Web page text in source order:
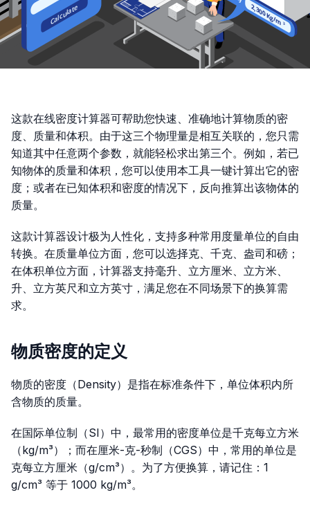
这款在线密度计算器可帮助您快速、准确地计算物质的密
度、质量和体积。由于这三个物理量是相互关联的，您只需
知道其中任意两个参数，就能轻松求出第三个。例如，若已
知物体的质量和体积，您可以使用本工具一键计算出它的密
度；或者在已知体积和密度的情况下，反向推算出该物体的
质量。
这款计算器设计极为人性化，支持多种常用度量单位的自由
转换。在质量单位方面，您可以选择克、千克、盎司和磅；
在体积单位方面，计算器支持毫升、立方厘米、立方米、
升、立方英尺和立方英寸，满足您在不同场景下的换算需
求。
物质密度的定义
物质的密度（Density）是指在标准条件下，单位体积内所
含物质的质量。
在国际单位制（SI）中，最常用的密度单位是千克每立方米
（kg/m³）；而在厘米-克-秒制（CGS）中，常用的单位是
克每立方厘米（g/cm³）。为了方便换算，请记住：1
g/cm³ 等于 1000 kg/m³。